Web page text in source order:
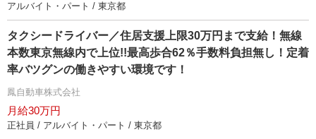
アルバイト・パート / 東京都
タクシードライバー／住居支援上限30万円まで支給！無線
本数東京無線内で上位!!最高歩合62％手数料負担無し！定着
率バツグンの働きやすい環境です！
鳳自動車株式会社
月給30万円
正社員 / アルバイト・パート / 東京都